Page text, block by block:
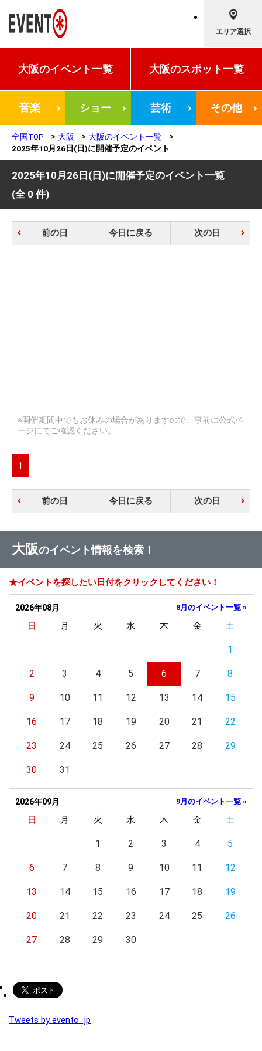
エリア選択
大阪のイベント一覧 大阪のスポット一覧
音楽 ショー 芸術 その他
全国TOP 大阪
大阪のイベント一覧
2025年10月26日(日)に開催予定のイベント
2025年10月26日(日)に開催予定のイベント一覧
(全 0 件)
前の日 今日に戻る 次の日
※開催期間中でもお休みの場合がありますので、事前に公式ペ
ージにてご確認ください。
1
前の日 今日に戻る 次の日
大阪のイベント情報を検索！
★イベントを探したい日付をクリックしてください！
2026年08月 8月のイベント一覧 »
日 月 火 水 木 金 土
1
2 3 4 5 6 7 8
9 10 11 12 13 14 15
16 17 18 19 20 21 22
23 24 25 26 27 28 29
30 31
2026年09月 9月のイベント一覧 »
日 月 火 水 木 金 土
1 2 3 4 5
6 7 8 9 10 11 12
13 14 15 16 17 18 19
20 21 22 23 24 25 26
27 28 29 30
Tweets by evento_jp